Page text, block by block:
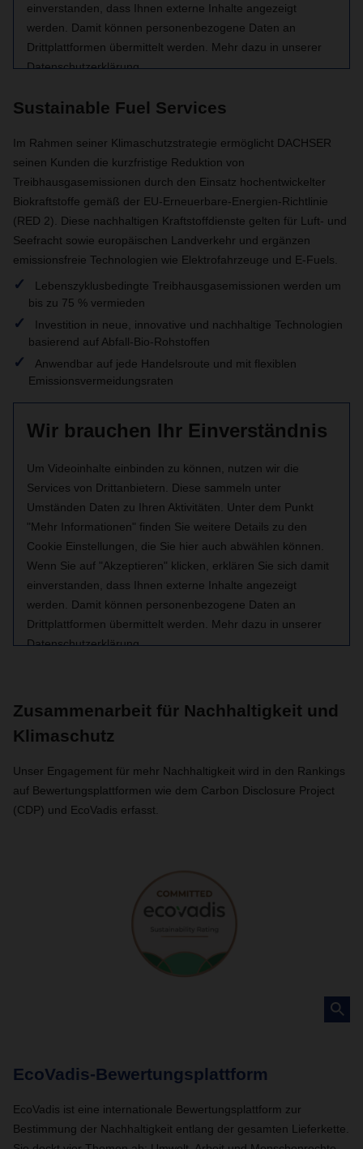
einverstanden, dass Ihnen externe Inhalte angezeigt
werden. Damit können personenbezogene Daten an
Drittplattformen übermittelt werden. Mehr dazu in unserer
Datenschutzerklärung.
Mehr Informationen zu den Inhalten
Akzeptieren
Sustainable Fuel Services
Im Rahmen seiner Klimaschutzstrategie ermöglicht DACHSER
seinen Kunden die kurzfristige Reduktion von
Treibhausgasemissionen durch den Einsatz hochentwickelter
Biokraftstoffe gemäß der EU-Erneuerbare-Energien-Richtlinie
(RED 2). Diese nachhaltigen Kraftstoffdienste gelten für Luft- und
Seefracht sowie europäischen Landverkehr und ergänzen
emissionsfreie Technologien wie Elektrofahrzeuge und E-Fuels.
Lebenszyklusbedingte Treibhausgasemissionen werden um
bis zu 75 % vermieden
Investition in neue, innovative und nachhaltige Technologien
basierend auf Abfall-Bio-Rohstoffen
Anwendbar auf jede Handelsroute und mit flexiblen
Emissionsvermeidungsraten
Wir brauchen Ihr Einverständnis
Um Videoinhalte einbinden zu können, nutzen wir die
Services von Drittanbietern. Diese sammeln unter
Umständen Daten zu Ihren Aktivitäten. Unter dem Punkt
"Mehr Informationen" finden Sie weitere Details zu den
Cookie Einstellungen, die Sie hier auch abwählen können.
Wenn Sie auf "Akzeptieren" klicken, erklären Sie sich damit
einverstanden, dass Ihnen externe Inhalte angezeigt
werden. Damit können personenbezogene Daten an
Drittplattformen übermittelt werden. Mehr dazu in unserer
Datenschutzerklärung.
Zusammenarbeit für Nachhaltigkeit und
Klimaschutz
Unser Engagement für mehr Nachhaltigkeit wird in den Rankings
auf Bewertungsplattformen wie dem Carbon Disclosure Project
(CDP) und EcoVadis erfasst.
EcoVadis-Bewertungsplattform
EcoVadis ist eine internationale Bewertungsplattform zur
Bestimmung der Nachhaltigkeit entlang der gesamten Lieferkette.